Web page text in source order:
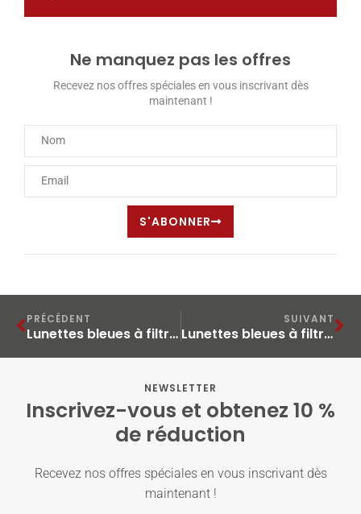
Ne manquez pas les offres
Recevez nos offres spéciales en vous inscrivant dès
maintenant !
S'ABONNER
PRÉCÉDENT
Lunettes bleues à filtre clair avec une protection de la lumière bleue à 95 % – LiTE95
SUIVANT
Lunettes bleues à filtre clair bleu à 85 % de protection contre la lumière bleue – DRiVE85
NEWSLETTER
Inscrivez-vous et obtenez 10 %
de réduction
Recevez nos offres spéciales en vous inscrivant dès
maintenant !